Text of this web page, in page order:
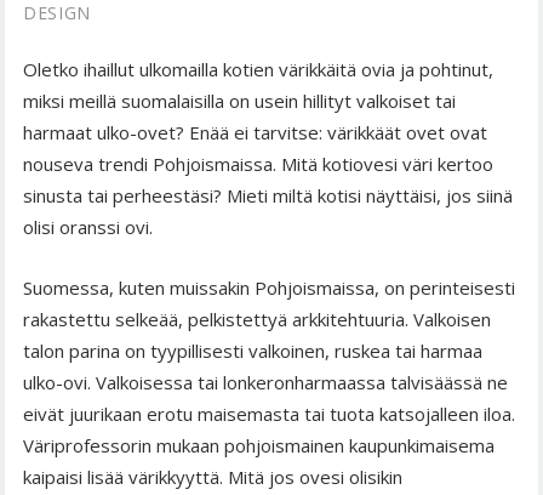
DESIGN
Oletko ihaillut ulkomailla kotien värikkäitä ovia ja pohtinut,
miksi meillä suomalaisilla on usein hillityt valkoiset tai
harmaat ulko-ovet? Enää ei tarvitse: värikkäät ovet ovat
nouseva trendi Pohjoismaissa. Mitä kotiovesi väri kertoo
sinusta tai perheestäsi? Mieti miltä kotisi näyttäisi, jos siinä
olisi oranssi ovi.
Suomessa, kuten muissakin Pohjoismaissa, on perinteisesti
rakastettu selkeää, pelkistettyä arkkitehtuuria. Valkoisen
talon parina on tyypillisesti valkoinen, ruskea tai harmaa
ulko-ovi. Valkoisessa tai lonkeronharmaassa talvisäässä ne
eivät juurikaan erotu maisemasta tai tuota katsojalleen iloa.
Väriprofessorin mukaan pohjoismainen kaupunkimaisema
kaipaisi lisää värikkyyttä. Mitä jos ovesi olisikin